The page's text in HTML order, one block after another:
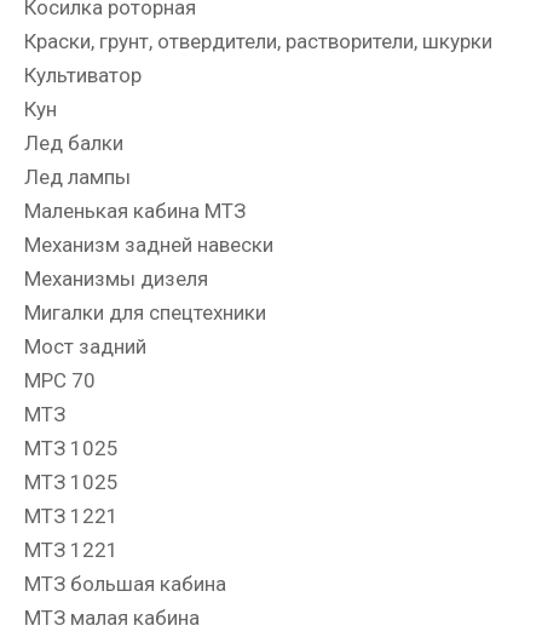
Косилка роторная
Краски, грунт, отвердители, растворители, шкурки
Культиватор
Кун
Лед балки
Лед лампы
Маленькая кабина МТЗ
Механизм задней навески
Механизмы дизеля
Мигалки для спецтехники
Мост задний
МРС 70
МТЗ
МТЗ 1025
МТЗ 1025
МТЗ 1221
МТЗ 1221
МТЗ большая кабина
МТЗ малая кабина